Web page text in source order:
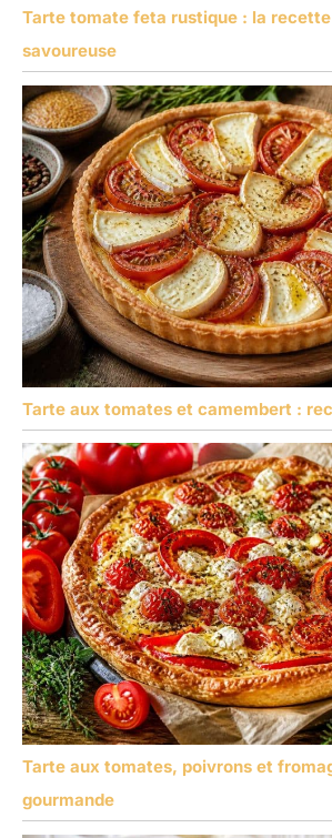
Tarte tomate feta rustique : la
savoureuse
Tarte aux tomates et camembert :
Tarte aux tomates, poivrons et
gourmande